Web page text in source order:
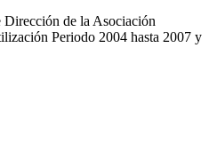
de la Asociación
Periodo 2004 hasta 2007 y